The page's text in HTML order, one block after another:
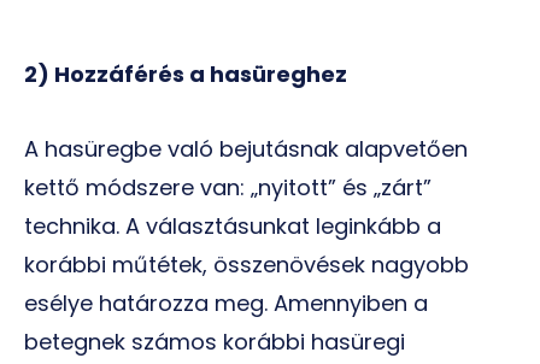
2) Hozzáférés a hasüreghez
A hasüregbe való bejutásnak alapvetően
kettő módszere van: „nyitott” és „zárt”
technika. A választásunkat leginkább a
korábbi műtétek, összenövések nagyobb
esélye határozza meg. Amennyiben a
betegnek számos korábbi hasüregi